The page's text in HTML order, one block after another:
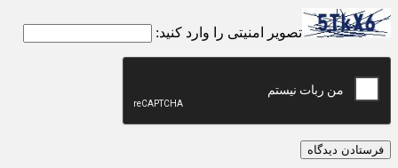
تصویر امنیتی را وارد کنید: